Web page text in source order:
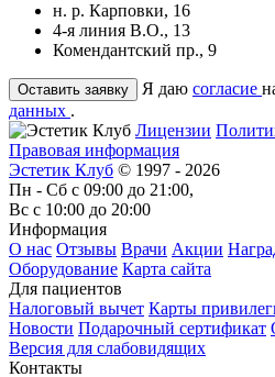
н. р. Карповки, 16
4-я линия В.О., 13
Комендантский пр., 9
Я даю согласие
данных .
Лицензии
Правовая информация
Эстетик Клуб © 1997 - 2026
Пн - Сб с 09:00 до 21:00,
Вс с 10:00 до 20:00
Информация
О нас Отзывы Врачи Акции
Оборудование Карта сайта
Для пациентов
Налоговый вычет Карты
Новости Подарочный сертификат
Версия для слабовидящих
Контакты